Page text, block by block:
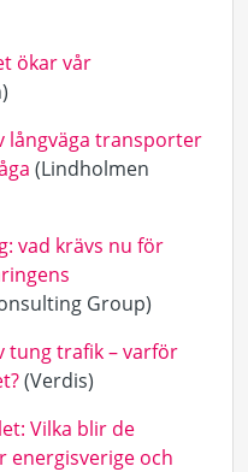
ökar vår
långväga transporter
(Lindholmen
vad krävs nu för
Group)
tung trafik – varför
(Verdis)
Vilka blir de
energisverige och